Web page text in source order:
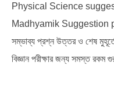
Physical Science
Madhyamik Suggestion
সম্ভাব্য প্রশ্ন উত্তর ও শেষ
বিজ্ঞান পরীক্ষার জন্য সমস্ত রকম